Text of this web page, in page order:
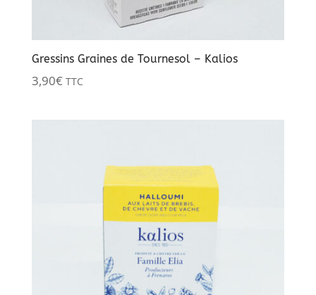
Gressins Graines de Tournesol – Kalios
3,90€ TTC